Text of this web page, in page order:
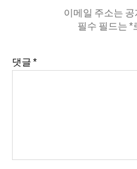
이메일 주소는
필수 필드는*
댓글*